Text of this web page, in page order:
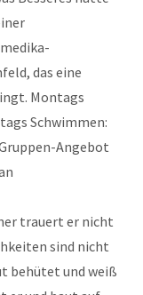
das eine
Montags
Schwimmen:
Angebot
trauert er nicht
sind nicht
behütet und weiß